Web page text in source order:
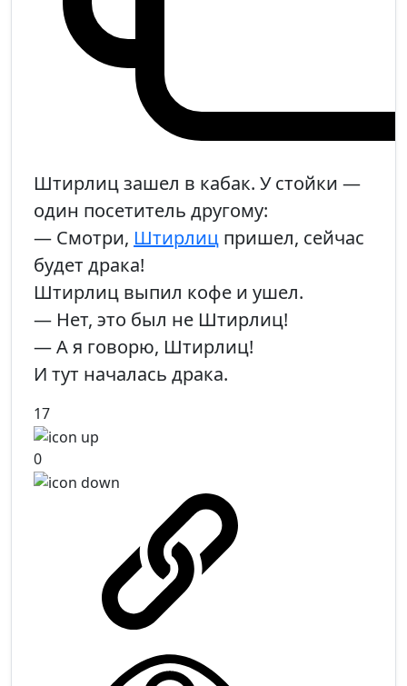
Штирлиц зашел в кабак. У стойки —
один посетитель другому:
— Смотри, Штирлиц пришел, сейчас
будет драка!
Штирлиц выпил кофе и ушел.
— Нет, это был не Штирлиц!
— А я говорю, Штирлиц!
И тут началась драка.
17
0